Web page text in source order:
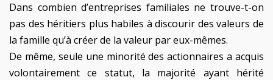
Dans combien d’entreprises familiales ne trouve-t-on
pas des héritiers plus habiles à discourir des valeurs de
la famille qu’à créer de la valeur par eux-mêmes.
De même, seule une minorité des actionnaires a acquis
volontairement ce statut, la majorité ayant hérité